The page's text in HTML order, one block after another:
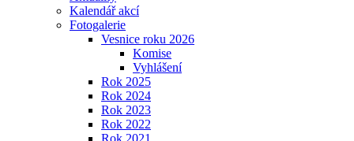
Kalendář akcí
Fotogalerie
Vesnice roku 2026
Komise
Vyhlášení
Rok 2025
Rok 2024
Rok 2023
Rok 2022
Rok 2021